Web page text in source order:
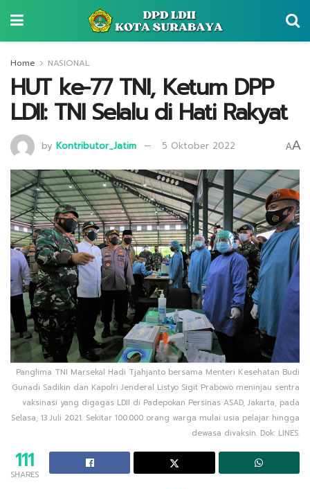
Home NASIONAL
HUT ke-77 TNI, Ketum DPP
LDII: TNI Selalu di Hati Rakyat
by Kontributor_Jatim 5 Oktober 2022 AA
Panglima TNI Marsekal Hadi Tjahjanto bersama Menteri Kesehatan Budi
Gunadi Sadikin dan Kapolri Jenderal Listyo Sigit Prabowo meninjau sentra
vaksinasi yang digagas LDII di Padepokan Persinas ASAD, Jakarta, pada
Selasa, 13 Juli 2021. Sekitar 100.000 orang warga mulai usia pelajar hingga
dewasa divaksin. Dok: LINES.
111
SHARES